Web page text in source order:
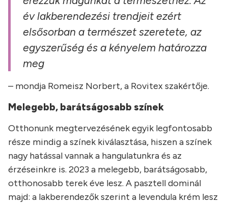
év lakberendezési trendjeit ezért
elsősorban a természet szeretete, az
egyszerűség és a kényelem határozza
meg
– mondja Romeisz Norbert, a Rovitex szakértője.
Melegebb, barátságosabb színek
Otthonunk megtervezésének egyik legfontosabb
része mindig a színek kiválasztása, hiszen a színek
nagy hatással vannak a hangulatunkra és az
érzéseinkre is. 2023 a melegebb, barátságosabb,
otthonosabb terek éve lesz. A pasztell dominál
majd: a lakberendezők szerint a levendula krém lesz